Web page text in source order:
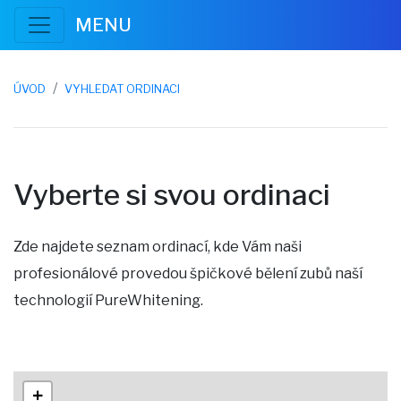
MENU
ÚVOD VYHLEDAT ORDINACI
Vyberte si svou ordinaci
Zde najdete seznam ordinací, kde Vám naši
profesionálové provedou špičkové bělení zubů naší
technologií PureWhitening.
+